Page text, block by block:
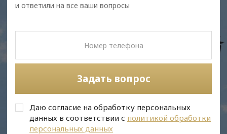
и ответили на все ваши вопросы
Задать вопрос
Даю согласие на обработку персональных
данных в соответствии с политикой обработки
персональных данных